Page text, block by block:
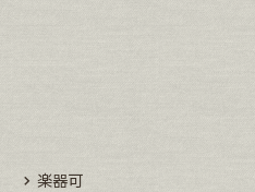
楽器可